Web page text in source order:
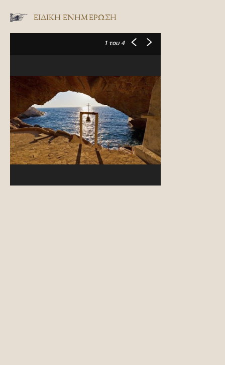
ΕΙΔΙΚΉ ΕΝΗΜΈΡΩΣΗ
1 του 4